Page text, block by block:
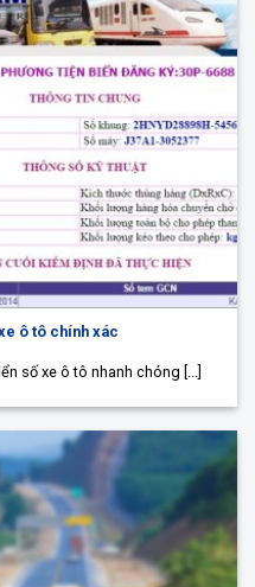
ô tô chính xác
số xe ô tô nhanh chóng [...]